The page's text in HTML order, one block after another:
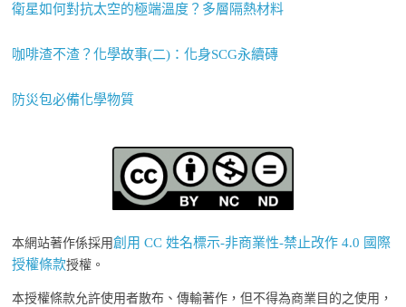
衛星如何對抗太空的極端溫度？多層隔熱材料
咖啡渣不渣？化學故事(二)：化身SCG永續磚
防災包必備化學物質
本網站著作係採用創用 CC 姓名標示-非商業性-禁止改作 4.0 國際
授權條款授權。
本授權條款允許使用者散布、傳輸著作，但不得為商業目的之使用，